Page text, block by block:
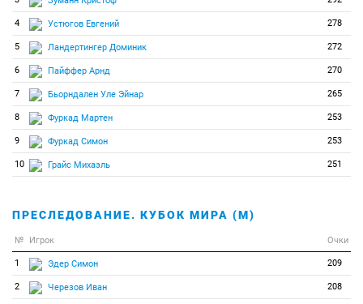
4 Устюгов Евгений 278
5 Ландертингер Доминик 272
6 Пайффер Арнд 270
7 Бьорндален Уле Эйнар 265
8 Фуркад Мартен 253
9 Фуркад Симон 253
10 Грайс Михаэль 251
ПРЕСЛЕДОВАНИЕ. КУБОК МИРА (М)
№ Игрок Очки
1 Эдер Симон 209
2 Черезов Иван 208